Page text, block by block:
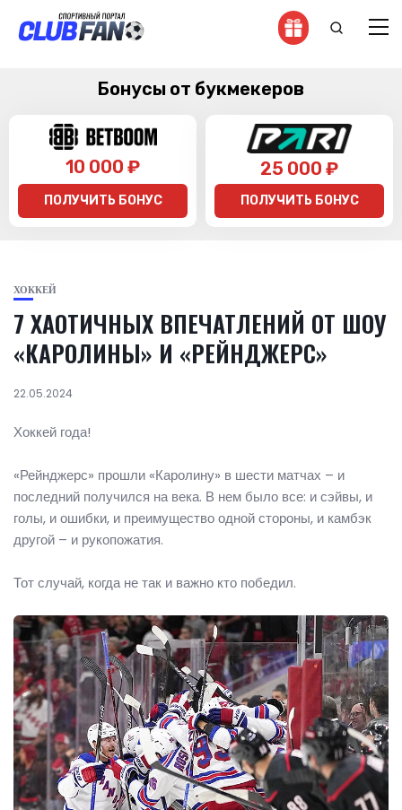
Бонусы от букмекеров
10 000 ₽
ПОЛУЧИТЬ БОНУС
25 000 ₽
ПОЛУЧИТЬ БОНУС
ХОККЕЙ
7 ХАОТИЧНЫХ ВПЕЧАТЛЕНИЙ ОТ ШОУ
«КАРОЛИНЫ» И «РЕЙНДЖЕРС»
22.05.2024
Хоккей года!
«Рейнджерс» прошли «Каролину» в шести матчах – и
последний получился на века. В нем было все: и сэйвы, и
голы, и ошибки, и преимущество одной стороны, и камбэк
другой – и рукопожатия.
Тот случай, когда не так и важно кто победил.